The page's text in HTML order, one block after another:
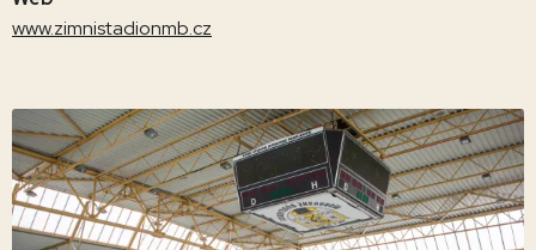
www.zimnistadionmb.cz